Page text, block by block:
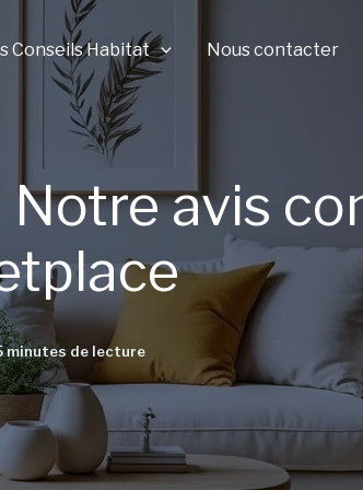
Conseils Habitat Nous contacter
Notre avis
minutes de lecture